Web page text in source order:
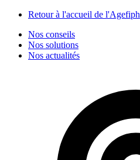
Retour à l'accueil de l'Agefiph
Nos conseils
Nos solutions
Nos actualités